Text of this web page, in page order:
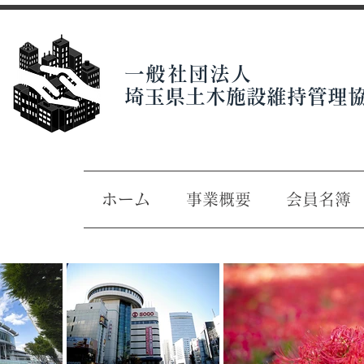
一般社団法人
埼玉県土木施設維持管理
ホーム 事業概要 会員名簿